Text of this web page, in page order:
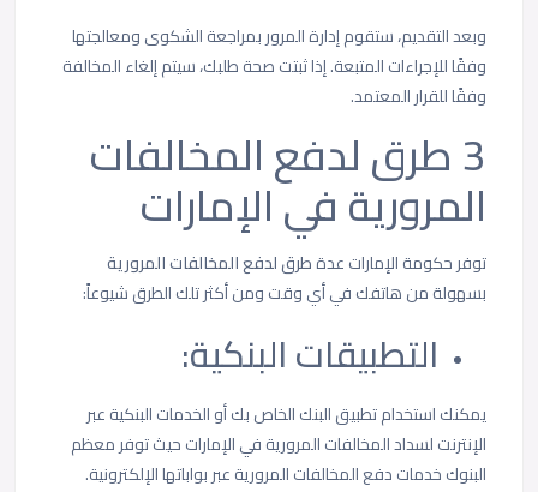
وبعد التقديم، ستقوم إدارة المرور بمراجعة الشكوى ومعالجتها
وفقًا للإجراءات المتبعة. إذا ثبتت صحة طلبك، سيتم إلغاء المخالفة
وفقًا للقرار المعتمد.
3 طرق لدفع المخالفات
المرورية في الإمارات
توفر حكومة الإمارات عدةطرق لدفع المخالفات المرورية
بسهولة من هاتفك في أي وقت ومن أكثر تلك الطرق شيوعاً:
التطبيقات البنكية:
يمكنك استخدام تطبيق البنك الخاص بك أو الخدمات البنكية عبر
الإنترنت لسداد المخالفات المرورية في الإمارات حيث توفر معظم
البنوك خدمات دفع المخالفات المرورية عبر بواباتها الإلكترونية.